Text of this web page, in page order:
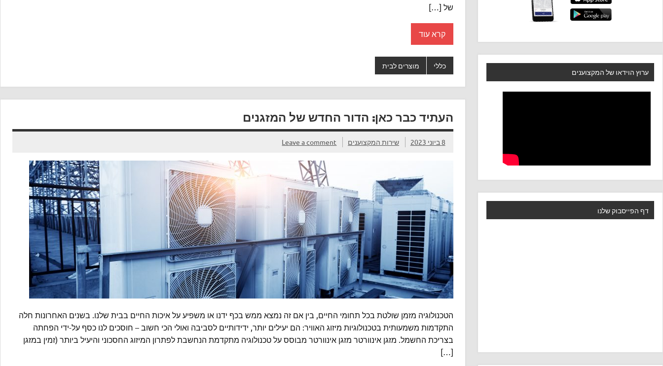
של […]
קרא עוד
כללי מוצרים לבית
העתיד כבר כאן: הדור החדש של המזגנים
8 ביוני 2023 שירות המקצוענים Leave a comment
הטכנולוגיה מזמן שולטת בכל תחומי החיים, בין אם זה נמצא ממש בכף ידנו או משפיע על איכות החיים בבית שלנו. בשנים האחרונות חלה
התקדמות משמעותית בטכנולוגיות מיזוג האוויר: הם יעילים יותר, ידידותיים לסביבה ואולי הכי חשוב – חוסכים לנו כסף על-ידי הפחתה
בצריכת החשמל. מזגן אינוורטר מזגן אינוורטר מבוסס על טכנולוגיה מתקדמת הנחשבת לפתרון המיזוג החסכוני והיעיל ביותר (זמין במזגן
[…]
ערוץ הוידאו של המקצוענים
דף הפייסבוק שלנו